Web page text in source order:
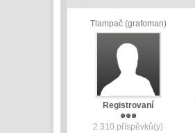
Tlampač (grafoman)
Registrovaní
2 310 příspěvků(y)